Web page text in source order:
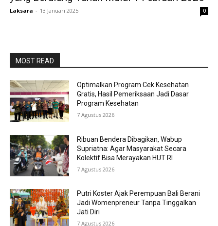
Laksara - 13 Januari 2025 0
MOST READ
Optimalkan Program Cek Kesehatan
Gratis, Hasil Pemeriksaan Jadi Dasar
Program Kesehatan
7 Agustus 2026
Ribuan Bendera Dibagikan, Wabup
Supriatna: Agar Masyarakat Secara
Kolektif Bisa Merayakan HUT RI
7 Agustus 2026
Putri Koster Ajak Perempuan Bali Berani
Jadi Womenpreneur Tanpa Tinggalkan
Jati Diri
7 Agustus 2026